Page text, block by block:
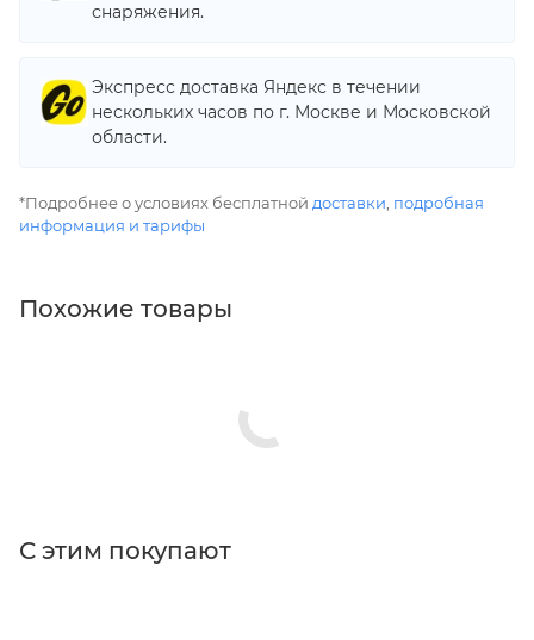
снаряжения.
Экспресс доставка Яндекс в течении
нескольких часов по г. Москве и Московской
области.
*Подробнее о условиях бесплатной доставки подробная
информация и тарифы
Похожие товары
С этим покупают